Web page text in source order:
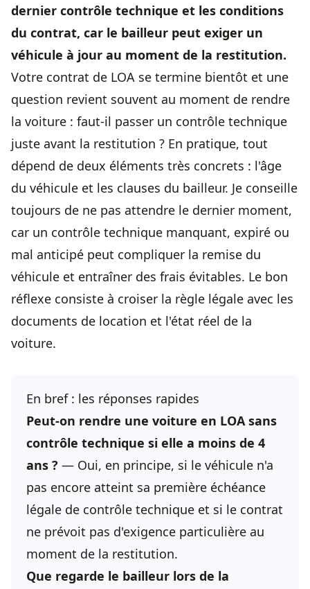
dernier contrôle technique et les conditions
du contrat, car le bailleur peut exiger un
véhicule à jour au moment de la restitution.
Votre contrat de LOA se termine bientôt et une
question revient souvent au moment de rendre
la voiture : faut-il passer un contrôle technique
juste avant la restitution ? En pratique, tout
dépend de deux éléments très concrets : l'âge
du véhicule et les clauses du bailleur. Je conseille
toujours de ne pas attendre le dernier moment,
car un contrôle technique manquant, expiré ou
mal anticipé peut compliquer la remise du
véhicule et entraîner des frais évitables. Le bon
réflexe consiste à croiser la règle légale avec les
documents de location et l'état réel de la
voiture.
En bref : les réponses rapides
Peut-on rendre une voiture en LOA sans
contrôle technique si elle a moins de 4
ans ? — Oui, en principe, si le véhicule n'a
pas encore atteint sa première échéance
légale de contrôle technique et si le contrat
ne prévoit pas d'exigence particulière au
moment de la restitution.
Que regarde le bailleur lors de la